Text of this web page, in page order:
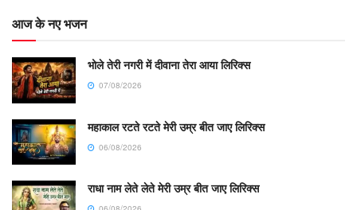
आज के नए भजन
भोले तेरी नगरी में दीवाना तेरा आया लिरिक्स
07/08/2026
महाकाल रटते रटते मेरी उम्र बीत जाए लिरिक्स
06/08/2026
राधा नाम लेते लेते मेरी उम्र बीत जाए लिरिक्स